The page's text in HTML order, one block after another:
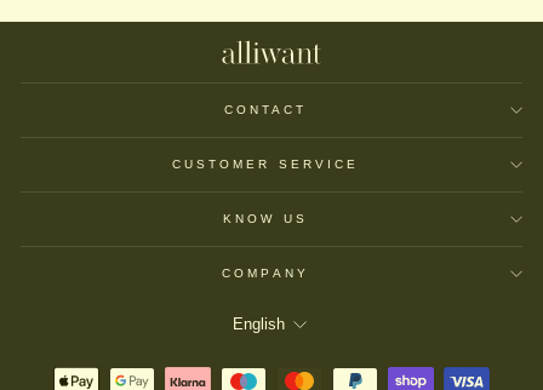
CONTACT
CUSTOMER SERVICE
KNOW US
COMPANY
LANGUAGE
English